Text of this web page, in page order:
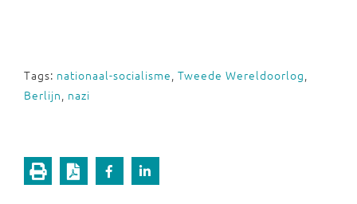
Tags: nationaal-socialisme, Tweede Wereldoorlog,
Berlijn, nazi